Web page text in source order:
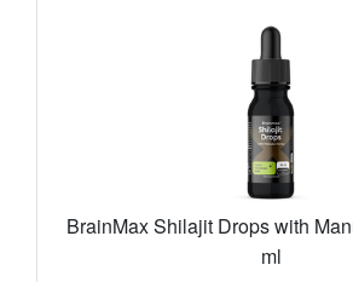
BrainMax Shilajit Drops with
ml